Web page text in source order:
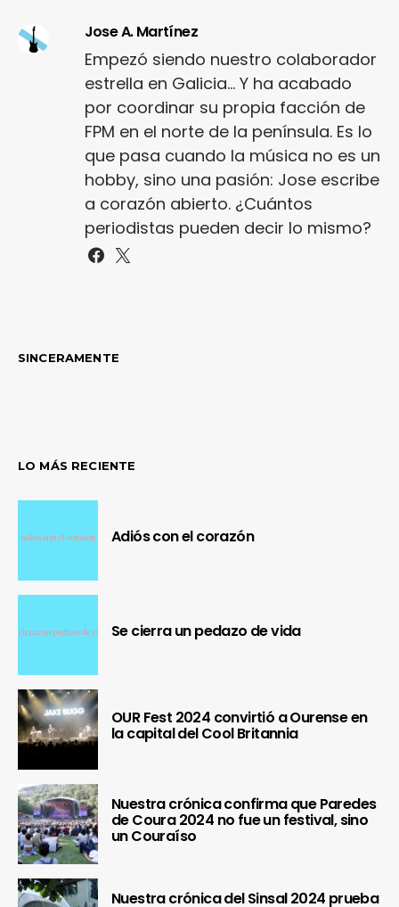
Jose A. Martínez
Empezó siendo nuestro colaborador
estrella en Galicia... Y ha acabado
por coordinar su propia facción de
FPM en el norte de la península. Es lo
que pasa cuando la música no es un
hobby, sino una pasión: Jose escribe
a corazón abierto. ¿Cuántos
periodistas pueden decir lo mismo?
SINCERAMENTE
LO MÁS RECIENTE
Adiós con el corazón
Se cierra un pedazo de vida
OUR Fest 2024 convirtió a Ourense en
la capital del Cool Britannia
Nuestra crónica confirma que Paredes
de Coura 2024 no fue un festival, sino
un Couraíso
Nuestra crónica del Sinsal 2024 prueba